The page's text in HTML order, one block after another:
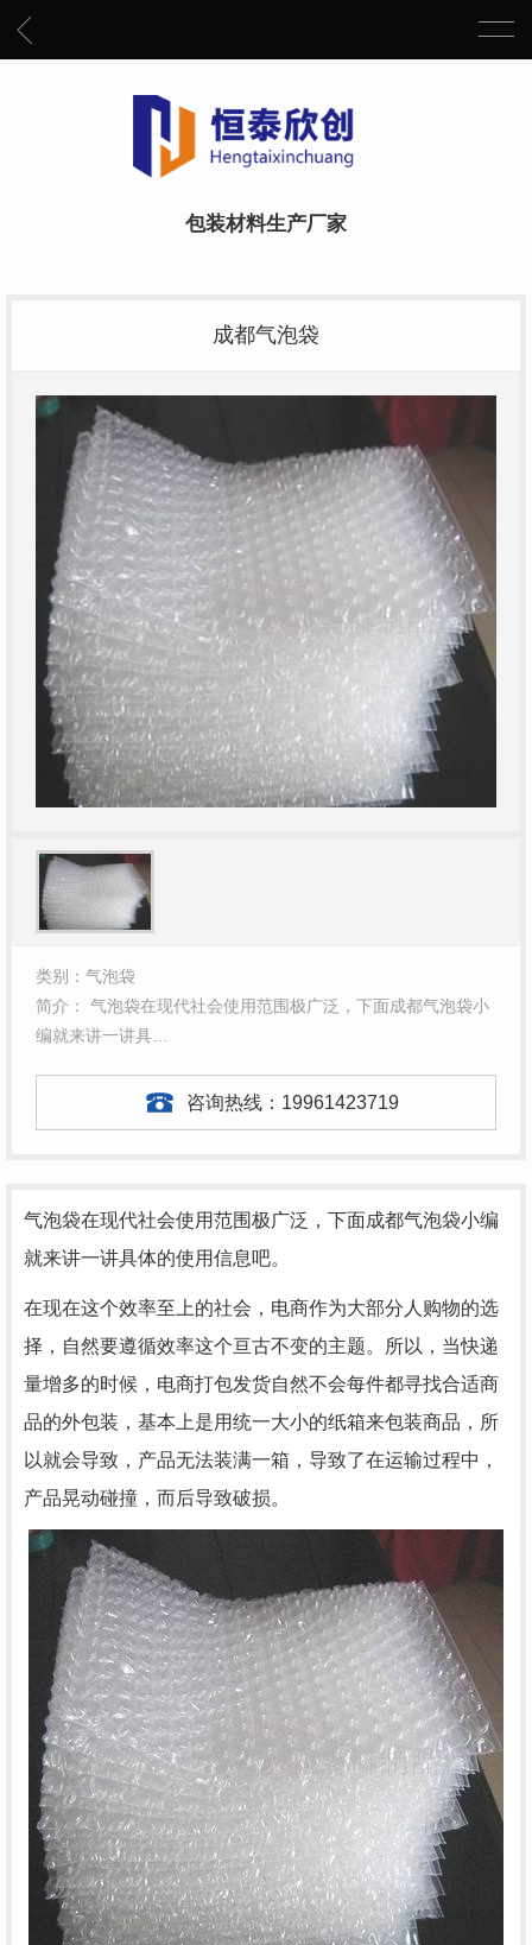
包装材料生产厂家
成都气泡袋
类别：气泡袋
简介： 气泡袋在现代社会使用范围极广泛，下面成都气泡袋小
编就来讲一讲具…
咨询热线： 19961423719
气泡袋在现代社会使用范围极广泛，下面成都气泡袋小编
就来讲一讲具体的使用信息吧。
在现在这个效率至上的社会，电商作为大部分人购物的选
择，自然要遵循效率这个亘古不变的主题。所以，当快递
量增多的时候，电商打包发货自然不会每件都寻找合适商
品的外包装，基本上是用统一大小的纸箱来包装商品，所
以就会导致，产品无法装满一箱，导致了在运输过程中，
产品晃动碰撞，而后导致破损。